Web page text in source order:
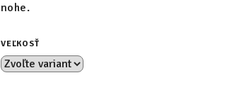
nohe.
VEĽKOSŤ